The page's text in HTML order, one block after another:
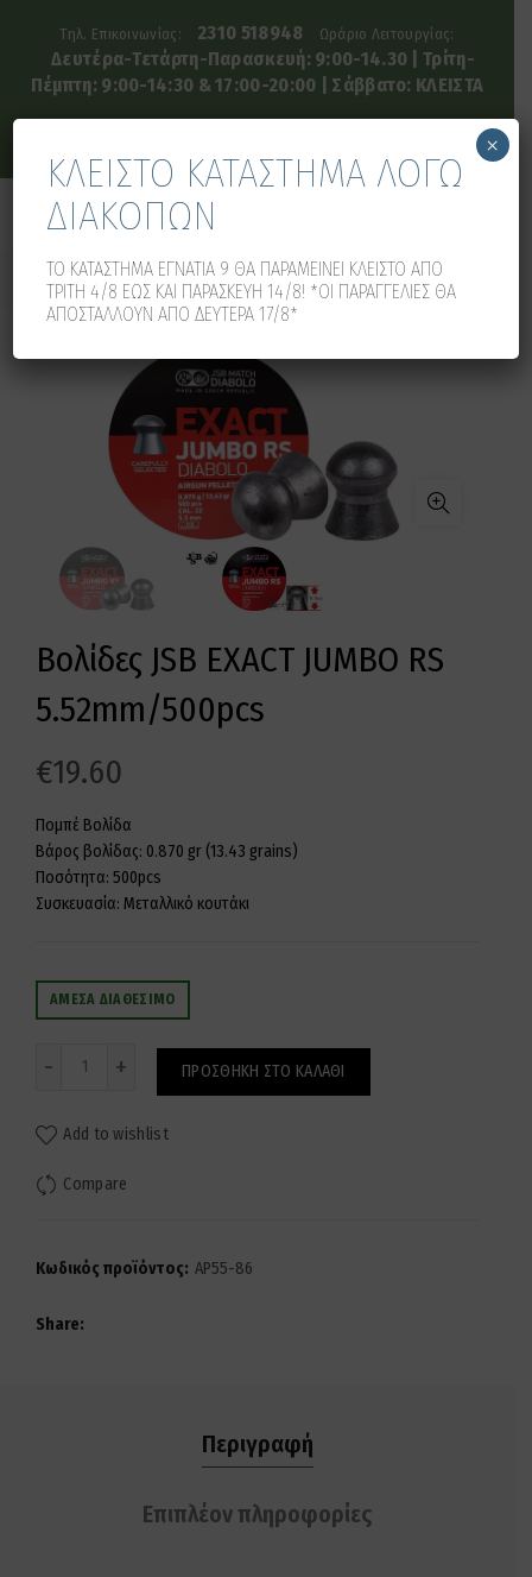
Τηλ. Επικοινωνίας: 2310 518948 Ωράριο Λειτουργίας:
Δευτέρα-Τετάρτη-Παρασκευή: 9:00-14.30 | Τρίτη-
Πέμπτη: 9:00-14:30 & 17:00-20:00 | Σάββατο: ΚΛΕΙΣΤΑ
Βολίδες JSB EXACT JUMBO RS
5.52mm/500pcs
€19.60
Πομπέ Βολίδα
Βάρος βολίδας: 0.870 gr (13.43 grains)
Ποσότητα: 500pcs
Συσκευασία: Μεταλλικό κουτάκι
ΆΜΕΣΑ ΔΙΑΘΈΣΙΜΟ
ΠΡΟΣΘΉΚΗ ΣΤΟ ΚΑΛΆΘΙ
Add to wishlist
Compare
Κωδικός προϊόντος: AP55-86
Share
Περιγραφή
Επιπλέον πληροφορίες
ΚΛΕΙΣΤΟ ΚΑΤΑΣΤΗΜΑ ΛΟΓΩ
ΔΙΑΚΟΠΩΝ
ΤΟ ΚΑΤΑΣΤΗΜΑ ΕΓΝΑΤΙΑ 9 ΘΑ ΠΑΡΑΜΕΙΝΕΙ ΚΛΕΙΣΤΟ ΑΠΟ
ΤΡΙΤΗ 4/8 ΕΩΣ ΚΑΙ ΠΑΡΑΣΚΕΥΗ 14/8! *ΟΙ ΠΑΡΑΓΓΕΛΙΕΣ ΘΑ
ΑΠΟΣΤΑΛΛΟΥΝ ΑΠΟ ΔΕΥΤΕΡΑ 17/8*
×